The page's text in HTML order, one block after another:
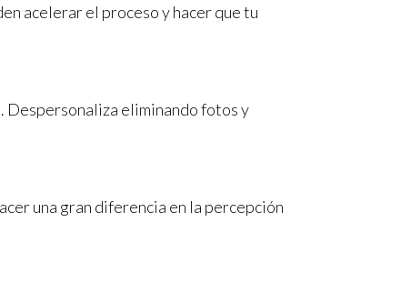
acelerar el proceso y hacer que tu
Despersonaliza eliminando fotos y
una gran diferencia en la percepción